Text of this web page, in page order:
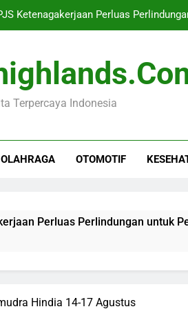
Ketenagakerjaan Perluas
Waspada! Universal Studios
Cuaca Indonesia Minggu 9 Agustus
Ujian Penting Tegakkan
Terpercaya Indonesia
OLAHRAGA OTOMOTIF
Perlindungan untuk Penggerak
Hindia 14-17 Agustus